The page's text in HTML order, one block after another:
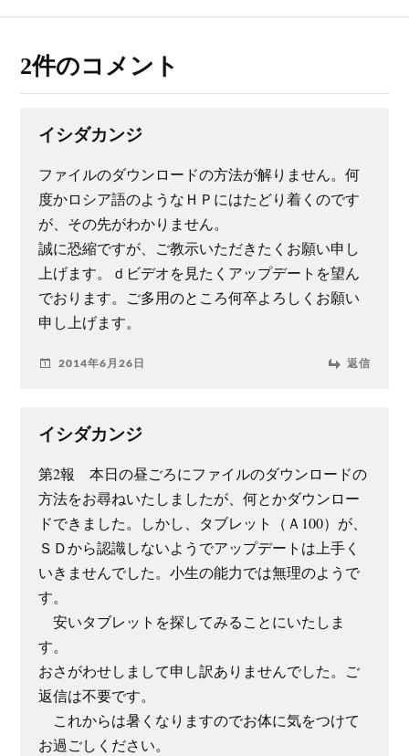
2件のコメント
イシダカンジ
ファイルのダウンロードの方法が解りません。何
度かロシア語のようなＨＰにはたどり着くのです
が、その先がわかりません。
誠に恐縮ですが、ご教示いただきたくお願い申し
上げます。ｄビデオを見たくアップデートを望ん
でおります。ご多用のところ何卒よろしくお願い
申し上げます。
2014年6月26日 返信
イシダカンジ
第2報 本日の昼ごろにファイルのダウンロードの
方法をお尋ねいたしましたが、何とかダウンロー
ドできました。しかし、タブレット（Ａ100）が、
ＳＤから認識しないようでアップデートは上手く
いきませんでした。小生の能力では無理のようで
す。
安いタブレットを探してみることにいたしま
す。
おさがわせしまして申し訳ありませんでした。ご
返信は不要です。
これからは暑くなりますのでお体に気をつけて
お過ごしください。